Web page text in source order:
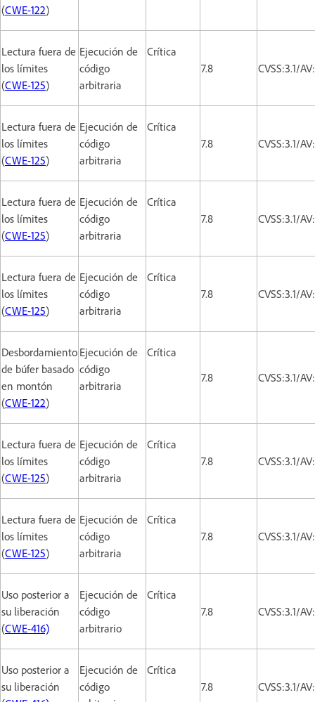
(CWE-122)
Lectura fuera de
los límites
(CWE-125)
Ejecución de
código
arbitraria
Crítica
7.8
CVSS:3.1/
Lectura fuera de
los límites
(CWE-125)
Ejecución de
código
arbitraria
Crítica
7.8
CVSS:3.1/
Lectura fuera de
los límites
(CWE-125)
Ejecución de
código
arbitraria
Crítica
7.8
CVSS:3.1/
Lectura fuera de
los límites
(CWE-125)
Ejecución de
código
arbitraria
Crítica
7.8
CVSS:3.1/
Desbordamiento
de búfer basado
en montón
(CWE-122)
Ejecución de
código
arbitraria
Crítica
7.8
CVSS:3.1/
Lectura fuera de
los límites
(CWE-125)
Ejecución de
código
arbitraria
Crítica
7.8
CVSS:3.1/
Lectura fuera de
los límites
(CWE-125)
Ejecución de
código
arbitraria
Crítica
7.8
CVSS:3.1/
Uso posterior a
su liberación
(CWE-416)
Ejecución de
código
arbitrario
Crítica
7.8
CVSS:3.1/
Uso posterior a
su liberación
Ejecución de
código
Crítica
7.8
CVSS:3.1/